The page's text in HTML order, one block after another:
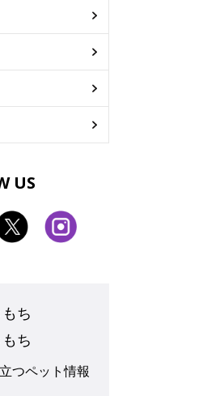
US
ち
ち
つペット情報